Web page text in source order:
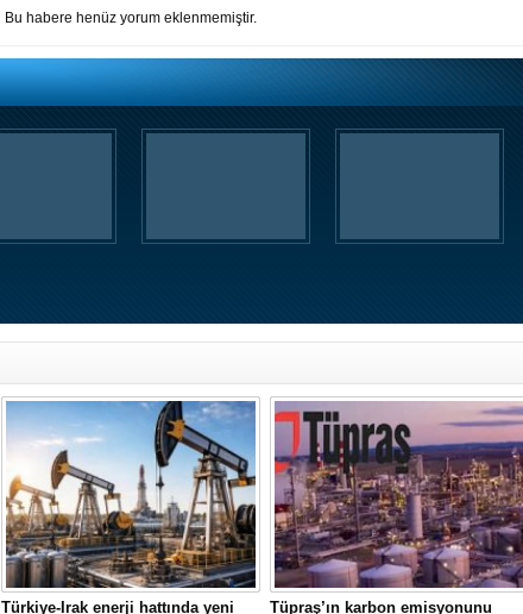
Bu habere henüz yorum eklenmemiştir.
Türkiye-Irak enerji hattında yeni
Tüpraş’ın karbon emisyonunu